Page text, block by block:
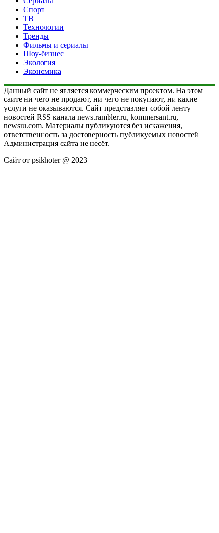
Спорт
ТВ
Технологии
Тренды
Фильмы и сериалы
Шоу-бизнес
Экология
Экономика
Данный сайт не является коммерческим проектом. На этом
сайте ни чего не продают, ни чего не покупают, ни какие
услуги не оказываются. Сайт представляет собой ленту
новостей RSS канала news.rambler.ru, kommersant.ru,
newsru.com. Материалы публикуются без искажения,
ответственность за достоверность публикуемых новостей
Администрация сайта не несёт.
Сайт от psikhoter @ 2023